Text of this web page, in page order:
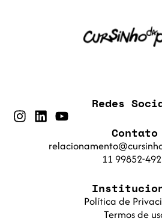
Política de
Termos de
Contato
11 99852-
Redes